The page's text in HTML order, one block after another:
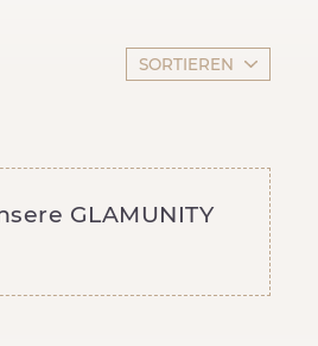
SORTIEREN
GLAMUNITY